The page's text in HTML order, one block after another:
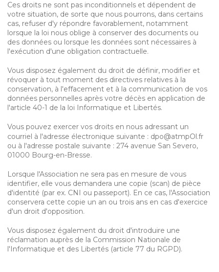
Ces droits ne sont pas inconditionnels et dépendent de
votre situation, de sorte que nous pourrons, dans certains
cas, refuser d'y répondre favorablement, notamment
lorsque la loi nous oblige à conserver des documents ou
des données ou lorsque les données sont nécessaires à
l'exécution d'une obligation contractuelle.
Vous disposez également du droit de définir, modifier et
révoquer à tout moment des directives relatives à la
conservation, à l'effacement et à la communication de vos
données personnelles après votre décès en application de
l'article 40-1 de la loi Informatique et Libertés.
Vous pouvez exercer vos droits en nous adressant un
courriel à l'adresse électronique suivante : dpo@atmpOl.fr
ou à l'adresse postale suivante : 274 avenue San Severo,
01000 Bourg-en-Bresse.
Lorsque l'Association ne sera pas en mesure de vous
identifier, elle vous demandera une copie (scan) de pièce
d'identité (par ex. CNI ou passeport). En ce cas, l'Association
conservera cette copie un an ou trois ans en cas d'exercice
d'un droit d'opposition.
Vous disposez également du droit d'introduire une
réclamation auprès de la Commission Nationale de
l'Informatique et des Libertés (article 77 du RGPD).